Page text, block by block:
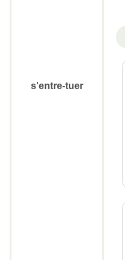
s'entre-tuer